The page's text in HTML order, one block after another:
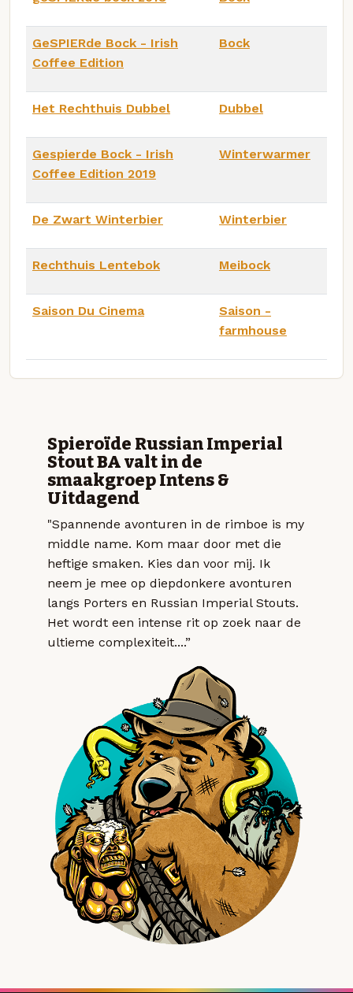
GeSPIERde Bock - Irish
Coffee Edition
Bock
Het Rechthuis Dubbel Dubbel
Gespierde Bock - Irish
Coffee Edition 2019
Winterwarmer
De Zwart Winterbier Winterbier
Rechthuis Lentebok Meibock
Saison Du Cinema
Saison -
farmhouse
Spieroïde Russian Imperial
Stout BA valt in de
smaakgroep Intens &
Uitdagend
"Spannende avonturen in de rimboe is my
middle name. Kom maar door met die
heftige smaken. Kies dan voor mij. Ik
neem je mee op diepdonkere avonturen
langs Porters en Russian Imperial Stouts.
Het wordt een intense rit op zoek naar de
ultieme complexiteit....”